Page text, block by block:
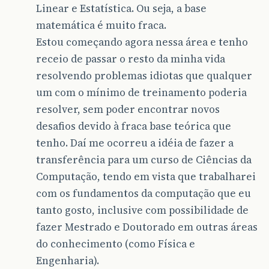
Linear e Estatística. Ou seja, a base
matemática é muito fraca.
Estou começando agora nessa área e tenho
receio de passar o resto da minha vida
resolvendo problemas idiotas que qualquer
um com o mínimo de treinamento poderia
resolver, sem poder encontrar novos
desafios devido à fraca base teórica que
tenho. Daí me ocorreu a idéia de fazer a
transferência para um curso de Ciências da
Computação, tendo em vista que trabalharei
com os fundamentos da computação que eu
tanto gosto, inclusive com possibilidade de
fazer Mestrado e Doutorado em outras áreas
do conhecimento (como Física e
Engenharia).